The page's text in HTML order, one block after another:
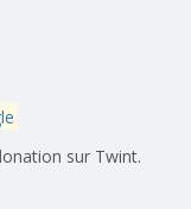
sur Twint.